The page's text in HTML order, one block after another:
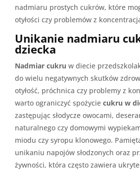
nadmiaru prostych cukrów, które
otyłości czy problemów z
Unikanie nadmiaru
dziecka
Nadmiar cukru w diecie
do wielu negatywnych skutków
otyłość, próchnica czy problemy z
warto ograniczyć spożycie cukru w
zastępując słodycze owocami,
naturalnego czy domowymi
miodu czy syropu klonowego.
unikaniu napojów słodzonych oraz
żywności, która często zawiera